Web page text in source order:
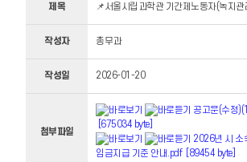
제목 📌서울시립과학관 기간제노동자(녹지
작성자 총무과
작성일 2026-01-20
첨부파일
공고문(수정
[675034 byte]
2026년 시 소
임금지급 기준 안내.pdf [89454 byte]